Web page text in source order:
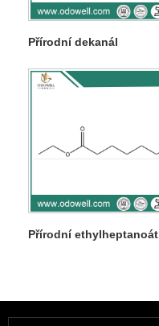
Přírodní dekanál
Přírodní ethylheptanoát